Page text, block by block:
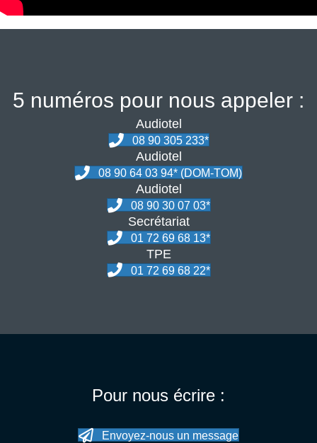
5 numéros pour nous appeler :
Audiotel
08 90 305 233*
Audiotel
08 90 64 03 94* (DOM-TOM)
Audiotel
08 90 30 07 03*
Secrétariat
01 72 69 68 13*
TPE
01 72 69 68 22*
Pour nous écrire :
Envoyez-nous un message